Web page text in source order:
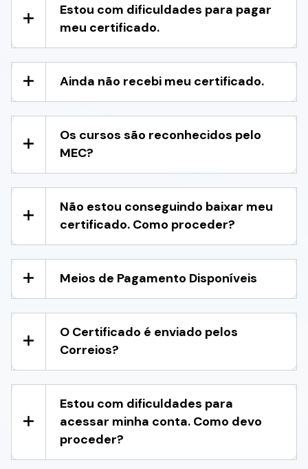
Estou com dificuldades para pagar
meu certificado.
Ainda não recebi meu certificado.
Os cursos são reconhecidos pelo
MEC?
Não estou conseguindo baixar meu
certificado. Como proceder?
Meios de Pagamento Disponíveis
O Certificado é enviado pelos
Correios?
Estou com dificuldades para
acessar minha conta. Como devo
proceder?